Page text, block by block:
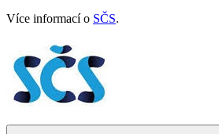
Více informací o SČS.